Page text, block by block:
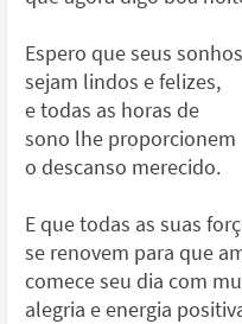
Espero que seus sonhos
sejam lindos e felizes,
e todas as horas de
sono lhe proporcionem
o descanso merecido.
E que todas as suas
se renovem para que
comece seu dia com
alegria e energia